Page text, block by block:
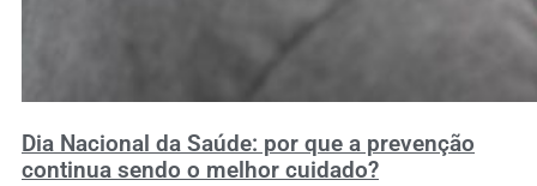
Dia Nacional da Saúde: por que a prevenção
continua sendo o melhor cuidado?